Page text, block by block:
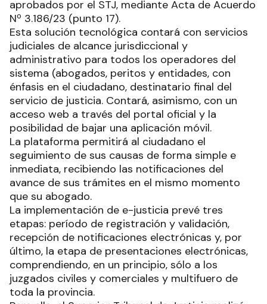
aprobados por el STJ, mediante Acta de Acuerdo
Nº 3.186/23 (punto 17).
Esta solución tecnológica contará con servicios
judiciales de alcance jurisdiccional y
administrativo para todos los operadores del
sistema (abogados, peritos y entidades, con
énfasis en el ciudadano, destinatario final del
servicio de justicia. Contará, asimismo, con un
acceso web a través del portal oficial y la
posibilidad de bajar una aplicación móvil.
La plataforma permitirá al ciudadano el
seguimiento de sus causas de forma simple e
inmediata, recibiendo las notificaciones del
avance de sus trámites en el mismo momento
que su abogado.
La implementación de e-justicia prevé tres
etapas: período de registración y validación,
recepción de notificaciones electrónicas y, por
último, la etapa de presentaciones electrónicas,
comprendiendo, en un principio, sólo a los
juzgados civiles y comerciales y multifuero de
toda la provincia.